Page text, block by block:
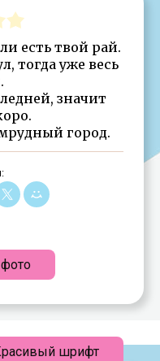
есть твой рай.
тогда уже весь
значит
город.
шрифт